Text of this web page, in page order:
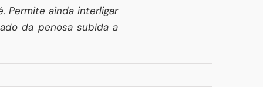
Permite ainda interligar
da penosa subida a